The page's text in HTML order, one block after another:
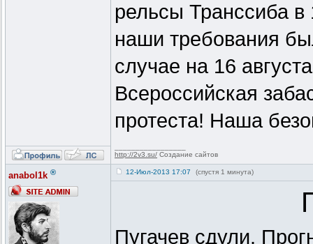
рельсы Транссиба
наши требования
случае на 16
Всероссийская
протеста! Наша
http://2v3.su/ Создание сайтов
anabol1k ® 12-Июл-2013 17:07 (спустя 1 минута)
Пугачев сдули.